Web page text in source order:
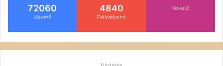
72060
Követő
4840
Feliratkozó
Követő